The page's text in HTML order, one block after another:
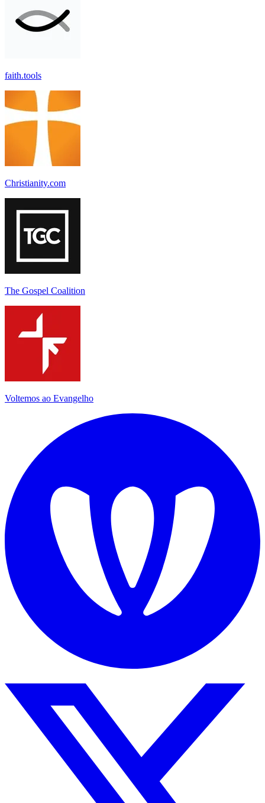
faith.tools
Christianity.com
The Gospel Coalition
Voltemos ao Evangelho